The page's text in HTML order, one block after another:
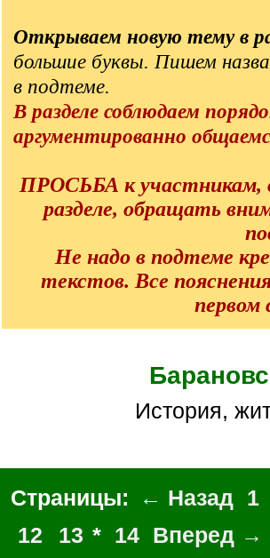
]
Открываем новую тему в
большие буквы. Пишем
в подтеме.
В разделе соблюдаем
аргументированно
ПРОСЬБА к
разделе, обращать
Не надо в подтеме
текстов. Все
первом
История,
Страницы: ← Назад 1
12
13 * 14 Вперед →